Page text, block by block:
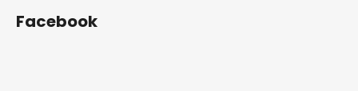
Facebook